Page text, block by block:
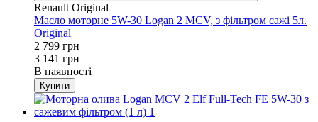
Renault Original
Масло моторне 5W-30 Logan 2 MCV, з фільтром сажі 5л.
Original
2 799 грн
3 141 грн
В наявності
Купити